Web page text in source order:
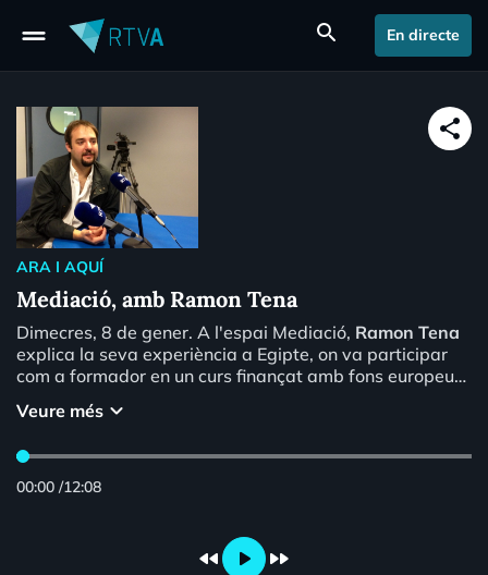
drag_handle search En directe
share
ARA I AQUÍ
Mediació, amb Ramon Tena
Dimecres, 8 de gener. A l'espai Mediació, Ramon Tena
explica la seva experiència a Egipte, on va participar
com a formador en un curs finançat amb fons europeus,
partir de contes, llegendes, jocs, tradicions, etc.
Veure més keyboard_arrow_down
00:00 /12:08
fast_rewind play_arrow fast_forward